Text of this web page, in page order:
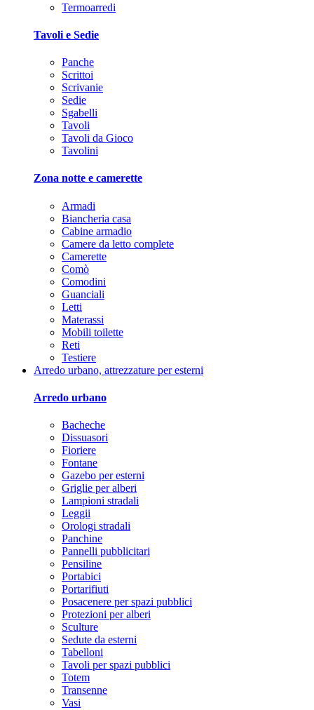
Termoarredi
Tavoli e Sedie
Panche
Scrittoi
Scrivanie
Sedie
Sgabelli
Tavoli
Tavoli da Gioco
Tavolini
Zona notte e camerette
Armadi
Biancheria casa
Cabine armadio
Camere da letto complete
Camerette
Comò
Comodini
Guanciali
Letti
Materassi
Mobili toilette
Reti
Testiere
Arredo urbano, attrezzature per esterni
Arredo urbano
Bacheche
Dissuasori
Fioriere
Fontane
Gazebo per esterni
Griglie per alberi
Lampioni stradali
Leggii
Orologi stradali
Panchine
Pannelli pubblicitari
Pensiline
Portabici
Portarifiuti
Posacenere per spazi pubblici
Protezioni per alberi
Sculture
Sedute da esterni
Tabelloni
Tavoli per spazi pubblici
Totem
Transenne
Vasi